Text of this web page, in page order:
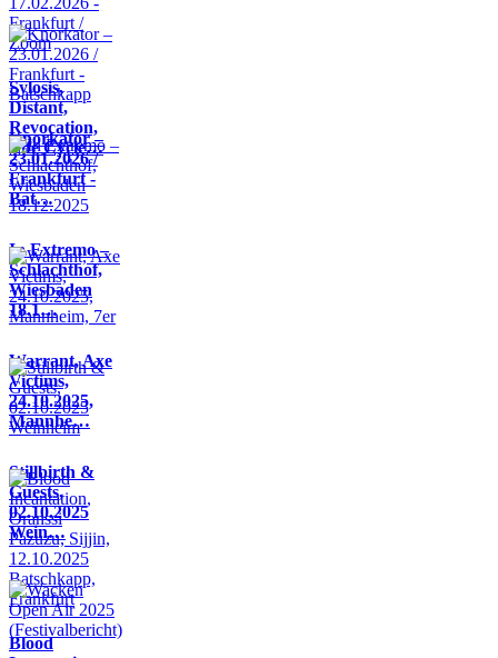
Sylosis,
Distant,
Revocation,
Life Cycle…
Knorkator –
23.01.2026 /
Frankfurt -
Bat…
In Extremo –
Schlachthof,
Wiesbaden
18.1…
Warrant, Axe
Victims,
24.10.2025,
Mannhe…
Stillbirth &
Guests,
02.10.2025
Wein…
Blood